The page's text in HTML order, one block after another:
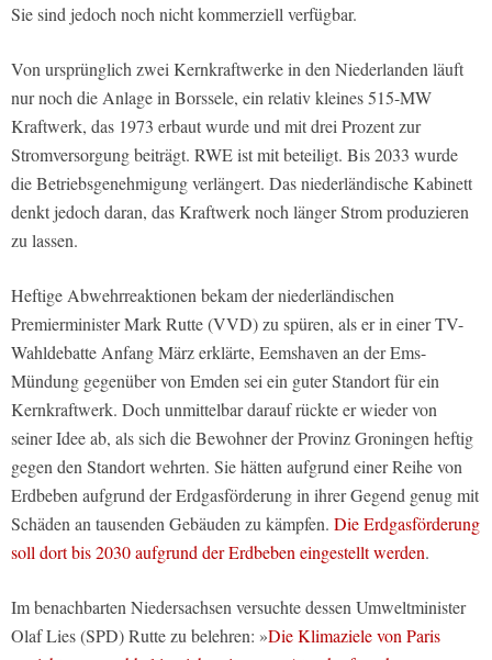
Sie sind jedoch noch nicht kommerziell verfügbar.
Von ursprünglich zwei Kernkraftwerke in den Niederlanden läuft
nur noch die Anlage in Borssele, ein relativ kleines 515-MW
Kraftwerk, das 1973 erbaut wurde und mit drei Prozent zur
Stromversorgung beiträgt. RWE ist mit beteiligt. Bis 2033 wurde
die Betriebsgenehmigung verlängert. Das niederländische Kabinett
denkt jedoch daran, das Kraftwerk noch länger Strom produzieren
zu lassen.
Heftige Abwehrreaktionen bekam der niederländischen
Premierminister Mark Rutte (VVD) zu spüren, als er in einer TV-
Wahldebatte Anfang März erklärte, Eemshaven an der Ems-
Mündung gegenüber von Emden sei ein guter Standort für ein
Kernkraftwerk. Doch unmittelbar darauf rückte er wieder von
seiner Idee ab, als sich die Bewohner der Provinz Groningen heftig
gegen den Standort wehrten. Sie hätten aufgrund einer Reihe von
Erdbeben aufgrund der Erdgasförderung in ihrer Gegend genug mit
Schäden an tausenden Gebäuden zu kämpfen. Die Erdgasförderung
soll dort bis 2030 aufgrund der Erdbeben eingestellt werden.
Im benachbarten Niedersachsen versuchte dessen Umweltminister
Olaf Lies (SPD) Rutte zu belehren: »Die Klimaziele von Paris